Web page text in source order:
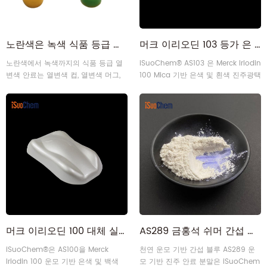
노란색은 녹색 식품 등급 열 변화 열 변색 안료로 변합니다.
노란색에서 녹색까지의 식품 등급 열
변색 안료는 열변색 컵, 열변색 머그,
색 제품에 널리 적용될 수 있습니다.
머크 이리오딘 103 등가 은 진주광택 안료 제조업체
iSuoChem® AS103 은 Merck Iriodin
100 Mica 기반 은색 및 흰색 진주광택
머크 이리오딘 100 대체 실버 화이트 펄 안료
iSuoChem®은 AS100을 Merck
Iriodin 100 운모 기반 은색 및 백색
AS289 금홍석 쉬머 간섭 블루 운모 기반 진주 안료 분말
천연 운모 기반 간섭 블루 AS289 운
모 기반 진주 안료 분말은 iSuoChem